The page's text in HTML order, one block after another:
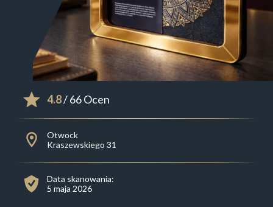
4.8/ 66 Ocen
Otwock
Kraszewskiego 31
Data skanowania:
5 maja 2026